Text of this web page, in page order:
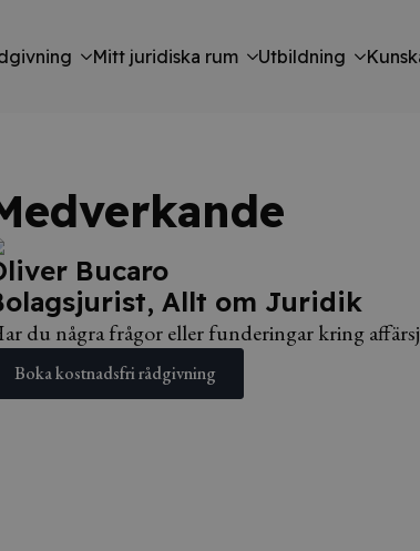
Mitt juridiska rum Utbildning
Bucaro
Allt om Juridik
du några frågor eller funderingar kring
Boka kostnadsfri rådgivning